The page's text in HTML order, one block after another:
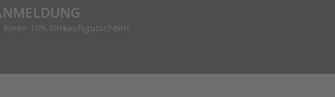
10% Einkaufsgutschein!